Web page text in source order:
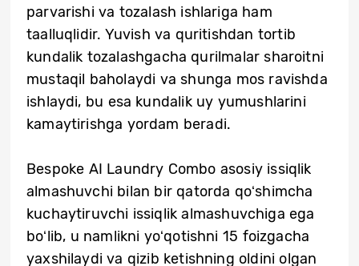
parvarishi va tozalash ishlariga ham
taalluqlidir. Yuvish va quritishdan tortib
kundalik tozalashgacha qurilmalar sharoitni
mustaqil baholaydi va shunga mos ravishda
ishlaydi, bu esa kundalik uy yumushlarini
kamaytirishga yordam beradi.
Bespoke AI Laundry Combo asosiy issiqlik
almashuvchi bilan bir qatorda qoʻshimcha
kuchaytiruvchi issiqlik almashuvchiga ega
boʻlib, u namlikni yoʻqotishni 15 foizgacha
yaxshilaydi va qizib ketishning oldini olgan